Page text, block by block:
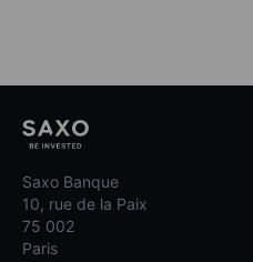
Saxo Banque
10, rue de la Paix
75 002
Paris